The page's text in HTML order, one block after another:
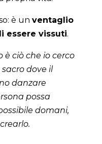
è un ventaglio
essere vissuti.
è ciò che io cerco
dove il
danzare
possa
domani,